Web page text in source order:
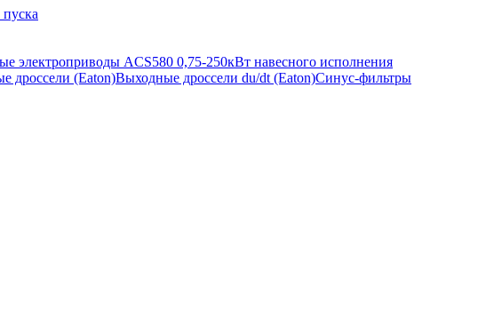
электроприводы ACS580 0,75-250кВт навесного исполнения
дроссели (Eaton)Выходные дроссели du/dt (Eaton)Синус-фильтры